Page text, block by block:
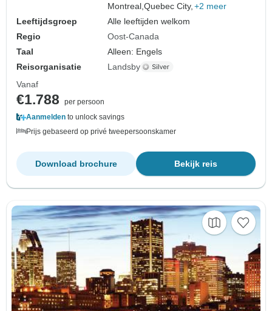
Montreal,Quebec City, +2 meer
Leeftijdsgroep
Alle leeftijden welkom
Regio
Oost-Canada
Taal
Alleen: Engels
Reisorganisatie
Landsby
Vanaf
€1.788
per persoon
Aanmelden to unlock savings
Prijs gebaseerd op privé tweepersoonskamer
Bekijk reis
Download brochure